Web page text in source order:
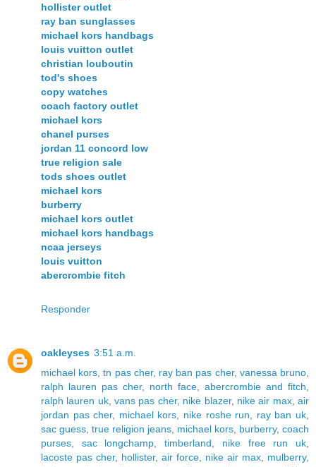
hollister outlet
ray ban sunglasses
michael kors handbags
louis vuitton outlet
christian louboutin
tod's shoes
copy watches
coach factory outlet
michael kors
chanel purses
jordan 11 concord low
true religion sale
tods shoes outlet
michael kors
burberry
michael kors outlet
michael kors handbags
ncaa jerseys
louis vuitton
abercrombie fitch
Responder
oakleyses 3:51 a.m.
michael kors ,tn pas cher, ray ban pas cher, vanessa bruno
ralph lauren pas cher, north face abercrombie and fitch
ralph lauren uk,vans pas cher, nike blazer, nike air max,air
jordan pas cher, michael kors nike roshe run ray ban uk
sac guess true religion jeans michael kors burberry, coach
purses
sac longchamp ,timberland nike free run uk
lacoste pas cher, hollister, air force nike air max mulberry,